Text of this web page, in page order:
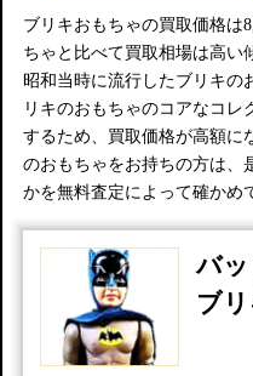
ブリキおもちゃの買取価格は
ちゃと比べて買取相場は高い
昭和当時に流行したブリキの
リキのおもちゃのコアなコ
するため、買取価格が高額に
のおもちゃをお持ちの方は、
かを無料査定によって確かめ
バ
ブ